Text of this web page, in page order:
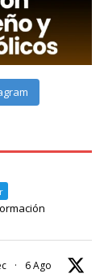
· 6 Ago